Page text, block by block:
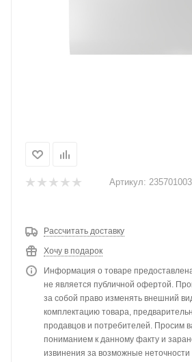
Артикул: 235701003
Рассчитать доставку
Хочу в подарок
Информация о товаре
не является публичной офертой.
за собой право изменять внешний
комплектацию товара,
продавцов и потребителей. Просим
пониманием к данному факту и
извинения за возможные неточности